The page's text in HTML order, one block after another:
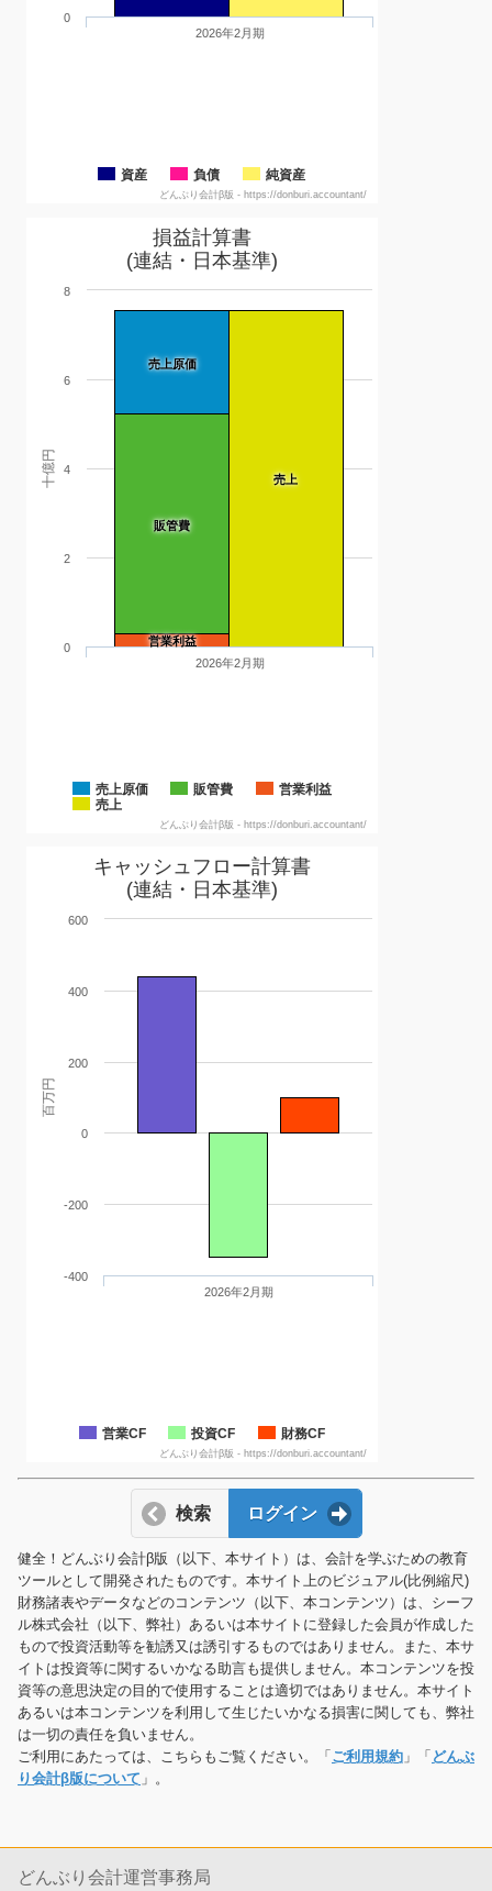
資産 負債 純資産
2026年2月期
0
どんぶり会計β版 - https://donburi.accountant/
十億円
損益計算書
(連結・日本基準)
売上原価
販管費
営業利益
売上
売上原価 販管費
営業利益
売上
2026年2月期
0
2
4
6
8
どんぶり会計β版 - https://donburi.accountant/
百万円
キャッシュフロー計算書
(連結・日本基準)
営業CF 投資CF 財務CF
2026年2月期
-400
-200
0
200
400
600
どんぶり会計β版 - https://donburi.accountant/
検索 ログイン
健全！どんぶり会計β版（以下、本サイト）は、会計を学ぶための教育
ツールとして開発されたものです。本サイト上のビジュアル(比例縮尺)
財務諸表やデータなどのコンテンツ（以下、本コンテンツ）は、シーフ
ル株式会社（以下、弊社）あるいは本サイトに登録した会員が作成した
もので投資活動等を勧誘又は誘引するものではありません。また、本サ
イトは投資等に関するいかなる助言も提供しません。本コンテンツを投
資等の意思決定の目的で使用することは適切ではありません。本サイト
あるいは本コンテンツを利用して生じたいかなる損害に関しても、弊社
は一切の責任を負いません。
ご利用にあたっては、こちらもご覧ください。「 ご利用規約 」「 どんぶ
り会計β版について 」。
どんぶり会計運営事務局